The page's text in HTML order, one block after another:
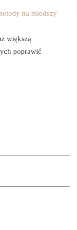
na młodszy
większą
poprawić